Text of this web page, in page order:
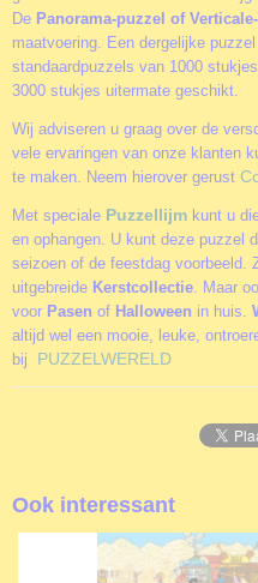
De Panorama-puzzel of
maatvoering. Een dergelijke
standaardpuzzels van 1000
3000 stukjes uitermate geschikt.
Wij adviseren u graag over de
vele ervaringen van onze klanten
te maken. Neem hierover gerust
Met speciale Puzzellijm kunt u
en ophangen. U kunt deze puzzel
seizoen of de feestdag voorbeeld.
uitgebreide Kerstcollectie. Maar
voor Pasen of Halloween in huis.
altijd wel een mooie, leuke,
bij PUZZELWERELD
Ook interessant